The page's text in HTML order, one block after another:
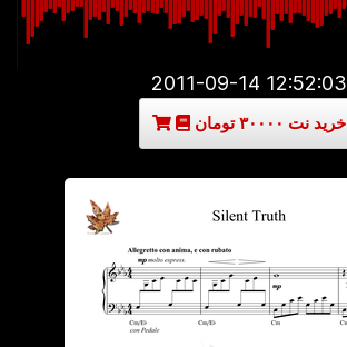
2011-09-14 12:52:03
خرید نت ۳۰۰۰۰ تومان